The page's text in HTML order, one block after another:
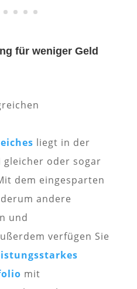
für weniger Geld
liegt in der
oder sogar
dem eingesparten
andere
und
verfügen Sie
mit